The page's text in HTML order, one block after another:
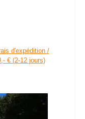
:
d'expédition /
€ (2-12 jours)